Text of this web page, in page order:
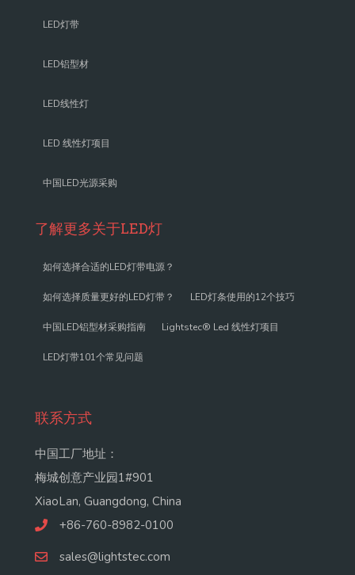
LED灯带
LED铝型材
LED线性灯
LED 线性灯项目
中国LED光源采购
了解更多关于LED灯
如何选择合适的LED灯带电源？
如何选择质量更好的LED灯带？ LED灯条使用的12个技巧
中国LED铝型材采购指南 Lightstec® Led 线性灯项目
LED灯带101个常见问题
联系方式
中国工厂地址：
梅城创意产业园1#901
XiaoLan, Guangdong, China
+86-760-8982-0100
sales@lightstec.com